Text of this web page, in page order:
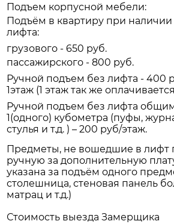
Подъем корпусной мебели:
Подъём в квартиру при наличии
лифта:
грузового - 650 руб.
пассажирского - 800 руб.
Ручной подъем без лифта - 400
1этаж (1 этаж так же
Ручной подъем без лифта
1(одного) кубометра (пуфы,
стулья и т.д. ) – 200 руб/этаж.
Предметы, не вошедшие в лифт
ручную за дополнительную
указана за подъём одного
столешница, стеновая панель
матрац и т.д.)
Стоимость выезда Замерщика